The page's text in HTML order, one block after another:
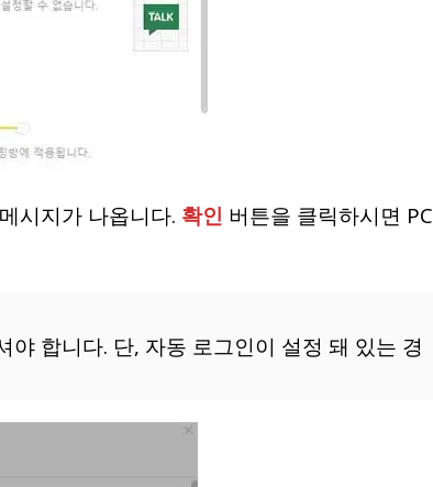
시지가 나옵니다. 확인 버튼을 클릭하시면 PC
합니다. 단, 자동 로그인이 설정 돼 있는 경